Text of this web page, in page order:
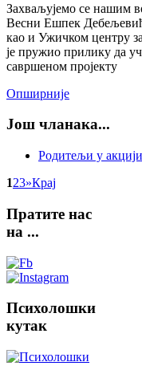
Захваљујемо се нашим
Весни Ешпек
као и Ужичком центру
је пружио прилику да
савршеном пројекту
Опширније
Још чланака...
Родитељи у акцији
123»Крај
Пратите нас
на ...
Психолошки
кутак